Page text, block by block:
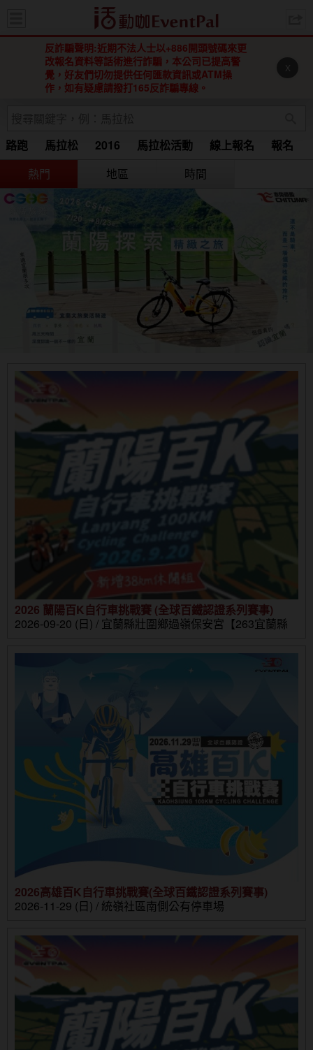
活動
反詐騙聲明:近期不法人士以+886開頭號碼來更
改報名資料等話術進行詐騙，本公司已提高警
覺，好友們切勿提供任何匯款資訊或ATM操
作，如有疑慮請撥打165反詐騙專線。
X
路跑 馬拉松 2016 馬拉松活動 線上報名
報名
Running
馬拉松 2015
熱門
地區 時間
2026 蘭陽百K自行車挑戰賽 (全球百鐵認證系列賽事)
2026-09-20 (日) / 宜蘭縣壯圍鄉過嶺保安宮【263宜蘭縣
2026高雄百K自行車挑戰賽(全球百鐵認證系列賽事)
2026-11-29 (日) / 統嶺社區南側公有停車場